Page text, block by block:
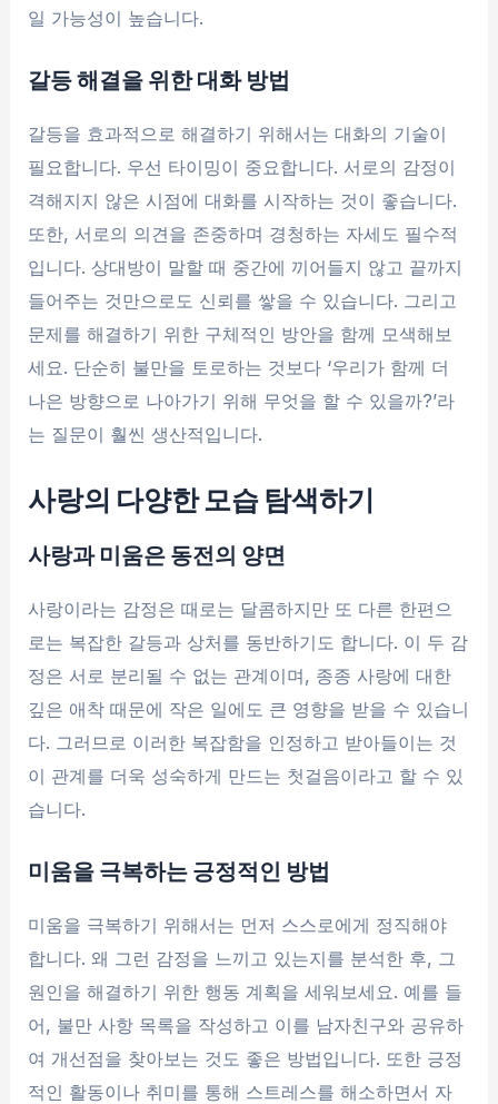
일 가능성이 높습니다.
갈등 해결을 위한 대화 방법
갈등을 효과적으로 해결하기 위해서는 대화의 기술이
필요합니다. 우선 타이밍이 중요합니다. 서로의 감정이
격해지지 않은 시점에 대화를 시작하는 것이 좋습니다.
또한, 서로의 의견을 존중하며 경청하는 자세도 필수적
입니다. 상대방이 말할 때 중간에 끼어들지 않고 끝까지
들어주는 것만으로도 신뢰를 쌓을 수 있습니다. 그리고
문제를 해결하기 위한 구체적인 방안을 함께 모색해보
세요. 단순히 불만을 토로하는 것보다 ‘우리가 함께 더
나은 방향으로 나아가기 위해 무엇을 할 수 있을까?’라
는 질문이 훨씬 생산적입니다.
사랑의 다양한 모습 탐색하기
사랑과 미움은 동전의 양면
사랑이라는 감정은 때로는 달콤하지만 또 다른 한편으
로는 복잡한 갈등과 상처를 동반하기도 합니다. 이 두 감
정은 서로 분리될 수 없는 관계이며, 종종 사랑에 대한
깊은 애착 때문에 작은 일에도 큰 영향을 받을 수 있습니
다. 그러므로 이러한 복잡함을 인정하고 받아들이는 것
이 관계를 더욱 성숙하게 만드는 첫걸음이라고 할 수 있
습니다.
미움을 극복하는 긍정적인 방법
미움을 극복하기 위해서는 먼저 스스로에게 정직해야
합니다. 왜 그런 감정을 느끼고 있는지를 분석한 후, 그
원인을 해결하기 위한 행동 계획을 세워보세요. 예를 들
어, 불만 사항 목록을 작성하고 이를 남자친구와 공유하
여 개선점을 찾아보는 것도 좋은 방법입니다. 또한 긍정
적인 활동이나 취미를 통해 스트레스를 해소하면서 자